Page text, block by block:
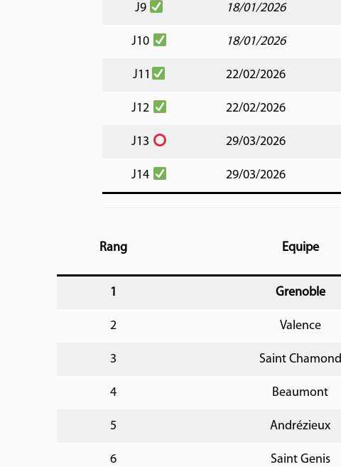
J9 18/01/2026
J10 18/01/2026
J11 22/02/2026
J12 22/02/2026
J13 29/03/2026
J14 29/03/2026
Rang Equipe
1 Grenoble
2 Valence
3 Saint Chamond
4 Beaumont
5 Andrézieux
6 Saint Genis